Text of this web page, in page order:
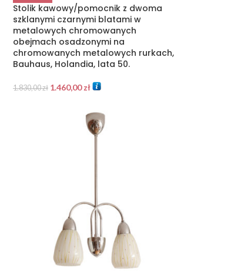
Stolik kawowy/pomocnik z dwoma
szklanymi czarnymi blatami w
metalowych chromowanych
obejmach osadzonymi na
chromowanych metalowych rurkach,
Bauhaus, Holandia, lata 50.
1.830,00zł 1.460,00zł